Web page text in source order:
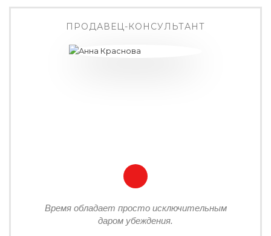
ПРОДАВЕЦ-КОНСУЛЬТАНТ
Время обладает просто исключительным
даром убеждения.